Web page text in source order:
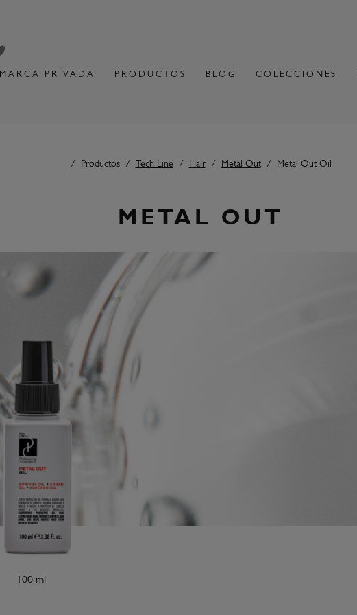
MARCA PRIVADA PRODUCTOS BLOG COLECCIONES
Productos Tech Line Hair Metal Out Metal Out Oil
METAL OUT
100 ml